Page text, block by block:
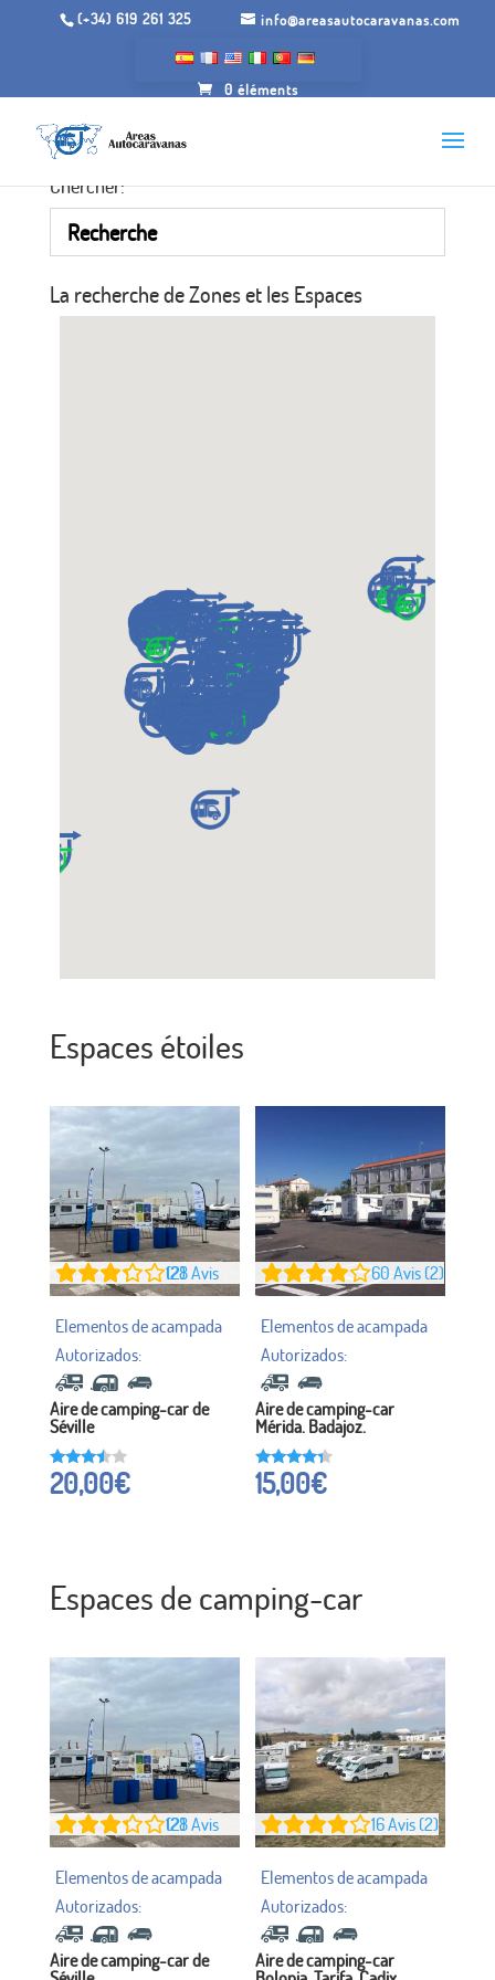
(+34) 619 261 325 info@areasautocaravanas.com
0 éléments
Chercher:
La recherche de Zones et les Espaces
Espaces étoiles
128
Avis (2)
Aire de camping-car de
Séville
Noté à
3.31
20,00€
60 Avis (2)
Aire de camping-car
Mérida. Badajoz.
Noté à
4.13
15,00€
Espaces de camping-car
128
Avis (2)
Aire de camping-car de
16Avis (2)
Aire de camping-car